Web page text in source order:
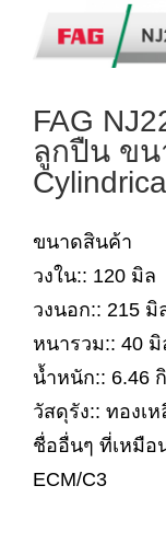
FAG
ลูกปืน ขน
ขนาดสินค้า
วงใน:: 120 มิล
วงนอก:: 215 มิ
หนารวม:: 40 มิ
น้ำหนัก:: 6.46
วัสดุรัง:: ทองเห
ชื่ออื่นๆ ที่เหมือ
ECM/C3